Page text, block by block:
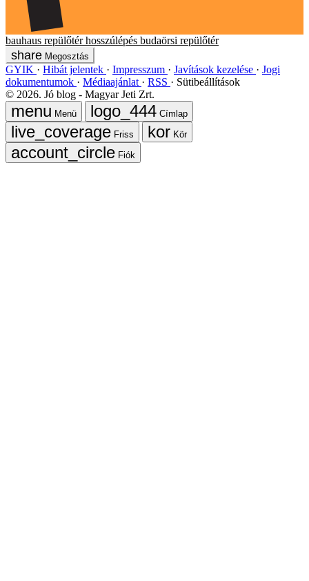
bauhaus repülőtér hosszúlépés budaörsi repülőtér
Megosztás
GYIK Hibát jelentek Impresszum Javítások kezelése
Jogi
dokumentumok
Médiaajánlat RSS
Sütibeállítások
© 2026. Jó blog - Magyar Jeti Zrt.
Menü
Címlap
Friss
Kör
Fiók